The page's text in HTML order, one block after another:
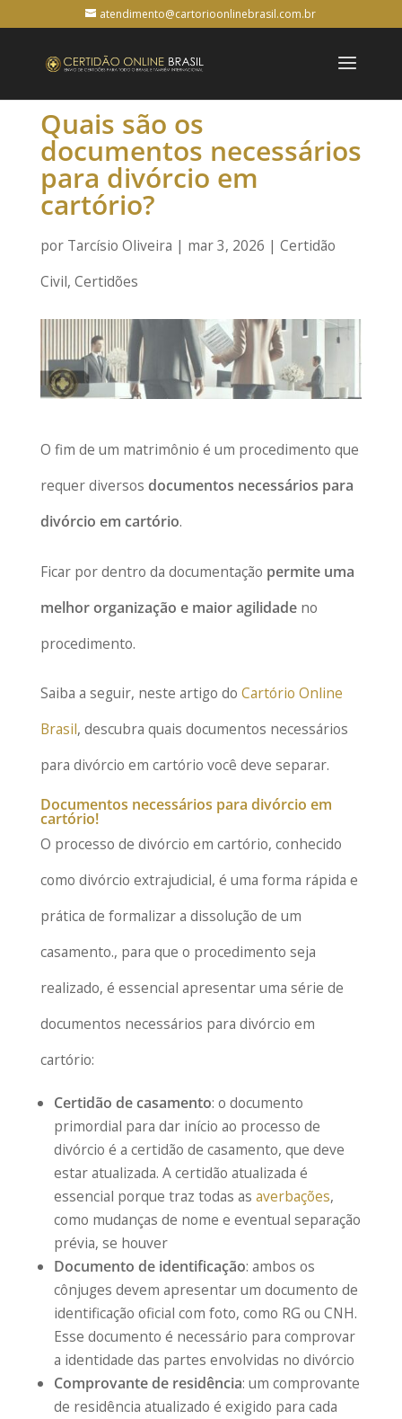
atendimento@cartorioonlinebrasil.com.br
Quais são os
documentos necessários
para divórcio em
cartório?
por Tarcísio Oliveira | mar 3, 2026 | Certidão
Civil, Certidões
O fim de um matrimônio é um procedimento que
requer diversos documentos necessários para
divórcio em cartório.
Ficar por dentro da documentação permite uma
melhor organização e maior agilidadeno
procedimento.
Saiba a seguir, neste artigo do Cartório Online
Brasil, descubra quais documentos necessários
para divórcio em cartório você deve separar.
Documentos necessários para divórcio em
cartório!
O processo de divórcio em cartório, conhecido
como divórcio extrajudicial, é uma forma rápida e
prática de formalizar a dissolução de um
casamento., para que o procedimento seja
realizado, é essencial apresentar uma série de
documentos necessários para divórcio em
cartório:
Certidão de casamento: o documento
primordial para dar início ao processo de
divórcio é a certidão de casamento, que deve
estar atualizada. A certidão atualizada é
essencial porque traz todas asaverbações,
como mudanças de nome e eventual separação
prévia, se houver
Documento de identificação: ambos os
cônjuges devem apresentar um documento de
identificação oficial com foto, como RG ou CNH.
Esse documento é necessário para comprovar
a identidade das partes envolvidas no divórcio
Comprovante de residência: um comprovante
de residência atualizado é exigido para cada